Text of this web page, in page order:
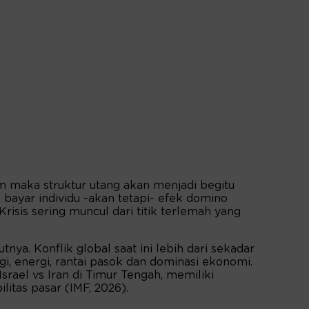
maka struktur utang akan menjadi begitu
individu -akan tetapi- efek domino
sering muncul dari titik terlemah yang
Konflik global saat ini lebih dari sekadar
energi, rantai pasok dan dominasi ekonomi.
vs Iran di Timur Tengah, memiliki
pasar (IMF, 2026).